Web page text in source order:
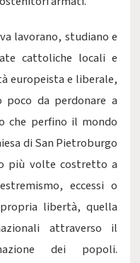
lavorano, studiano e
cattoliche locali e
europeista e liberale,
poco da perdonare a
che perfino il mondo
di San Pietroburgo
più volte costretto a
eccessi o
libertà, quella
attraverso il
dei popoli.